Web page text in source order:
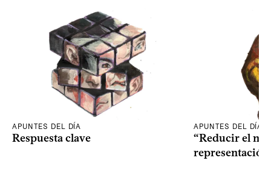
APUNTES DEL DÍA
Respuesta clave
APUNTES DEL DÍA
“Reducir el